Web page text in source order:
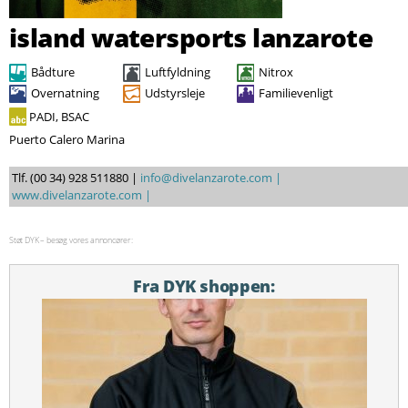
island watersports lanzarote
Bådture Luftfyldning
Nitrox
Overnatning
Udstyrsleje
Familievenligt
PADI, BSAC
Puerto Calero Marina
Tlf. (00 34) 928 511880 | info@divelanzarote.com |
www.divelanzarote.com |
Støt DYK – besøg vores annoncører:
Fra DYK shoppen: